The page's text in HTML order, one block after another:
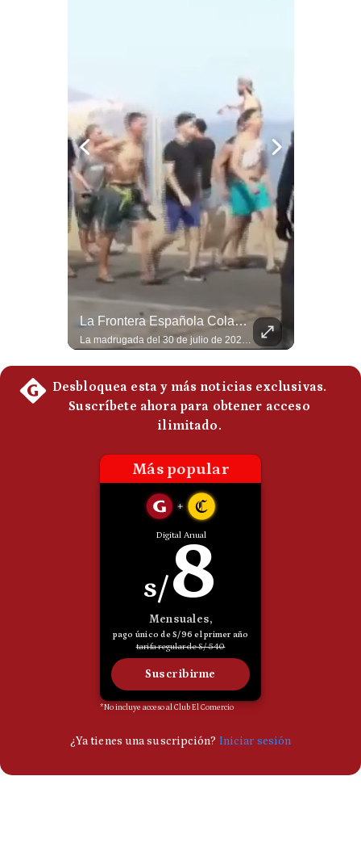
Privacidad
Preguntas
Frecuentes
La Frontera Española Colapsa ¿Qué Está Pasando En Ceuta? | Gestión Mundo